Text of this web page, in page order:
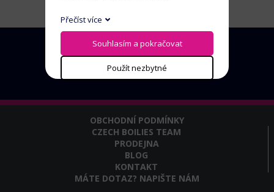
OBCHODNÍ PODMÍNKY
CZECH BOILIES TEAM
PRODEJNA
BLOG
KONTAKT
MÁTE DOTAZ? NAPIŠTE NÁM
Přečíst více
Souhlasím a pokračovat
Použít nezbytné